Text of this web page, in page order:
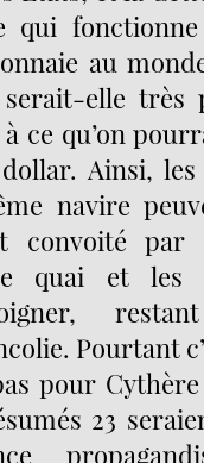
qui
au
elle très
ce qu’on
Ainsi,
navire
convoité
quai et les
Pourtant
pour
23